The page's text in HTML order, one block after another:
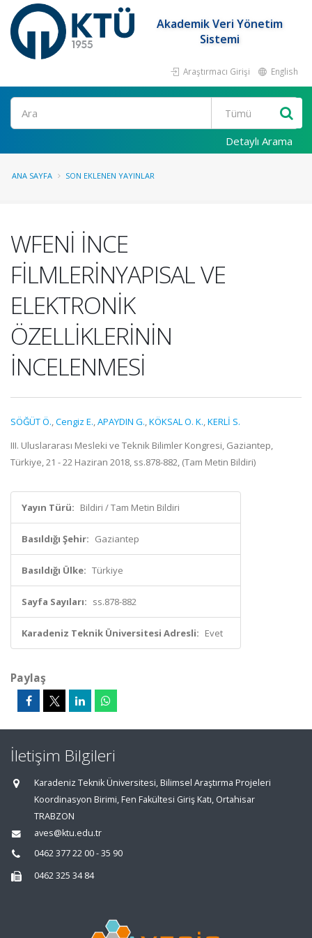
Akademik Veri Yönetim
Sistemi
Araştırmacı Girişi English
Ara
Detaylı Arama
ANA SAYFA SON EKLENEN YAYINLAR
WFENİ İNCE
FİLMLERİNYAPISAL VE
ELEKTRONİK
ÖZELLİKLERİNİN
İNCELENMESİ
SÖĞÜT Ö.,Cengiz E.,APAYDIN G.,KÖKSAL O. K.,KERLİ S.
III. Uluslararası Mesleki ve Teknik Bilimler Kongresi, Gaziantep,
Türkiye, 21 - 22 Haziran 2018, ss.878-882, (Tam Metin Bildiri)
Yayın Türü: Bildiri / Tam Metin Bildiri
Basıldığı Şehir: Gaziantep
Basıldığı Ülke: Türkiye
Sayfa Sayıları: ss.878-882
Karadeniz Teknik Üniversitesi Adresli: Evet
Paylaş
İletişim Bilgileri
Karadeniz Teknik Üniversitesi, Bilimsel Araştırma Projeleri
Koordinasyon Birimi, Fen Fakültesi Giriş Katı, Ortahisar
TRABZON
aves@ktu.edu.tr
0462 377 22 00 - 35 90
0462 325 34 84